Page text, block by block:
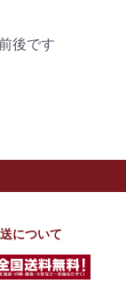
後です
について